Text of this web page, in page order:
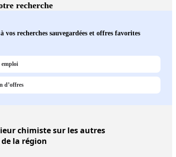
recherche
vos recherches sauvegardées et offres favorites
emploi
d’offres
chimiste sur les autres
la région